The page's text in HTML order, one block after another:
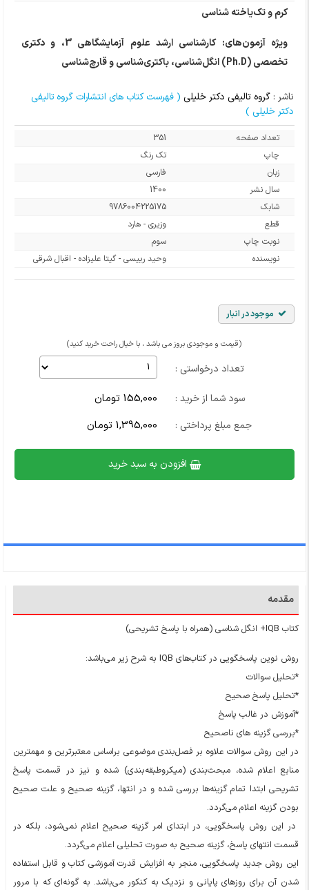
کرم و تک‌یاخته شناسی
ویژه آزمون‌های: کارشناسی ارشد علوم آزمایشگاهی 3، و دکتری
تخصصی (Ph.D) انگل‌شناسی، باکتری‌شناسی و قارچ‌شناسی
ناشر : گروه تالیفی دکتر خلیلی ( فهرست کتاب های انتشارات گروه تالیفی
دکتر خلیلی )
تعداد صفحه
351
چاپ
تک رنگ
زبان
فارسی
سال نشر
1400
شابک
9786004225175
قطع
وزیری - هارد
نوبت چاپ
سوم
نویسنده
وحید رییسی - گیتا علیزاده - اقبال شرقی
موجود در انبار
(قیمت و موجودی بروز می باشد ، با خیال راحت خرید کنید)
تعداد درخواستی :
سود شما از خرید : 155,000 تومان
جمع مبلغ پرداختی : 1,395,000 تومان
افزودن به سبد خرید
مقدمه
کتاب IQB+ انگل شناسی (همراه با پاسخ تشریحی)
روش نوین پاسخگویی در کتاب‌های IQB به شرح زیر می‌باشد:
*تحلیل سوالات
*تحلیل پاسخ صحیح
*آموزش در غالب پاسخ
*بررسی گزینه های ناصحیح
در این روش سوالات علاوه بر فصل‌بندی موضوعی براساس معتبرترین و مهمترین
منابع اعلام شده، مبحث‌بندی (میکروطبقه‌بندی) شده و نیز در قسمت پاسخ
تشریحی ابتدا تمام گزینه‌ها بررسی شده و در انتها، گزینه صحیح و علت صحیح
بودن گزینه اعلام می‌گردد.
در این روش پاسخگویی، در ابتدای امر گزینه صحیح اعلام نمی‌شود، بلکه در
قسمت انتهای پاسخ، گزینه صحیح به صورت تحلیلی اعلام می‌گردد.
این روش جدید پاسخگویی، منجر به افزایش قدرت آموزشی کتاب و قابل استفاده
شدن آن برای روزهای پایانی و نزدیک به کنکور می‌باشد. به گونه‌ای که با مرور